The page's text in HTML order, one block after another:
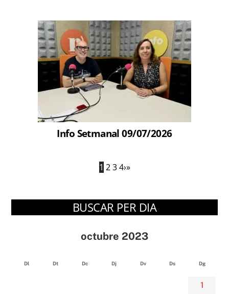
Info Setmanal 09/07/2026
1 2 3 4›»
BUSCAR PER DIA
octubre 2023
Dl Dt Dc Dj Dv Ds Dg
1